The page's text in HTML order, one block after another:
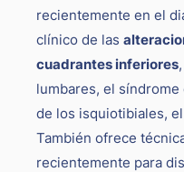
recientemente en el
clínico de las
cuadrantes inferiores
lumbares, el
de los isquiotibiales,
También ofrece
recientemente para